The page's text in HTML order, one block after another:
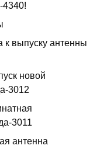
4340!
к выпуску антенны
новой
3012
3011
антенна